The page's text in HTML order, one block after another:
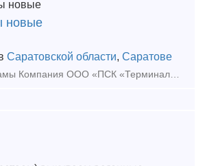
новые
Саратовской области, Саратове
Новые боковые рамы Компания ООО «ПСК «Терминал» более 10 лет на рынке поставки запасных частей для подвижного состава железнодорожного транспорта. Комплексные поставки полного перечня п